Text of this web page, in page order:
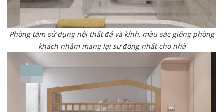
Phòng tắm sử dụng nội thất đá và kính, màu sắc giống phòng
khách nhằm mang lại sự đồng nhất cho nhà